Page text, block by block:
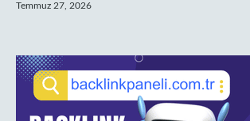
Temmuz 27, 2026